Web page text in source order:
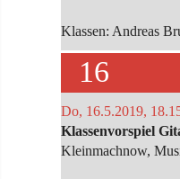
Klassen: Andreas
16
Do, 16.5.2019,
Klassenvorspiel
Kleinmachnow,